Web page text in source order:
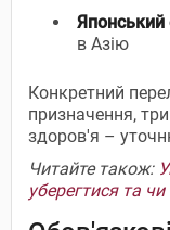
Японський
в Азію
Конкретний
призначення,
здоров'я –
Читайте також:
уберегтися та